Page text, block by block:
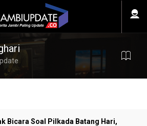
Bicara Soal Pilkada Batang Hari,